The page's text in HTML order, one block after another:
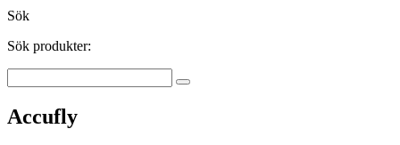
Sök
Sök produkter:
Accufly